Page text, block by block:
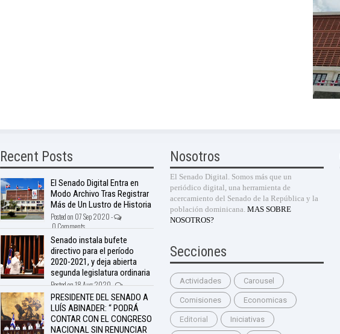
Recent Posts
El Senado Digital Entra en
Modo Archivo Tras Registrar
Más de Un Lustro de Historia
Posted on 07 Sep 2020 -
0 Comments
Senado instala bufete
directivo para el período
2020-2021, y deja abierta
segunda legislatura ordinaria
Posted on 18 Aug 2020 -
0 Comments
PRESIDENTE DEL SENADO A
LUÍS ABINADER: “ PODRÁ
CONTAR CON EL CONGRESO
NACIONAL SIN RENUNCIAR
Nosotros
El Senado Digital. Somos más que un
periódico digital, una herramienta de
acercamiento del Senado de la República y la
población dominicana.MAS SOBRE
NOSOTROS?
Secciones
Actividades Carousel
Comisiones Economicas
Editorial Iniciativas